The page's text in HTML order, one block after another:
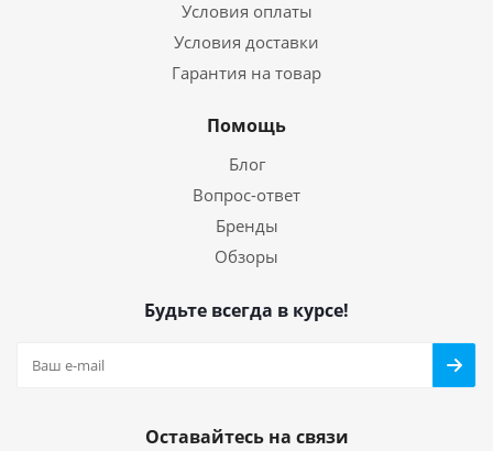
Условия оплаты
Условия доставки
Гарантия на товар
Помощь
Блог
Вопрос-ответ
Бренды
Обзоры
Будьте всегда в курсе!
Оставайтесь на связи